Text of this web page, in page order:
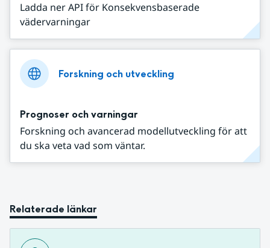
Ladda ner API för Konsekvensbaserade
vädervarningar
Forskning och utveckling
Prognoser och varningar
Forskning och avancerad modellutveckling för att
du ska veta vad som väntar.
Relaterade länkar